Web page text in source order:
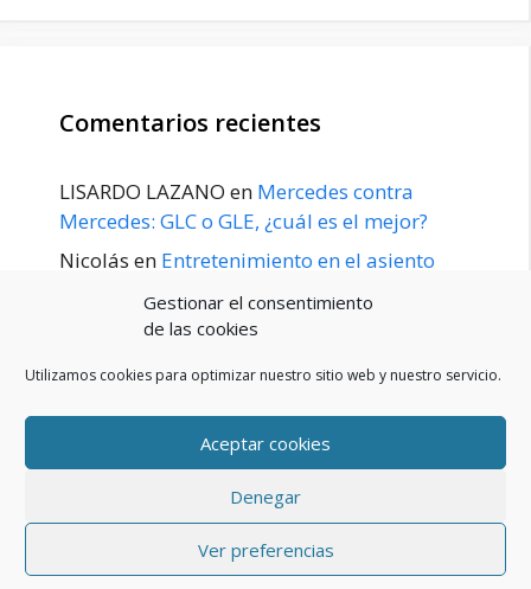
Gestionar el consentimiento
de las cookies
Utilizamos cookies para optimizar nuestro sitio web y nuestro servicio.
Aceptar cookies
Denegar
Ver preferencias
Comentarios recientes
LISARDO LAZANO en Mercedes contra
Mercedes: GLC o GLE, ¿cuál es el mejor?
Nicolás en Entretenimiento en el asiento
trasero para el GLE / GLS disponible a
principios de 2020
POLÍTICA DE PRIVACIDAD
Política de cookies (UE)
© 2026 Blog De Mercedes-Benz En Español
GeneratePress